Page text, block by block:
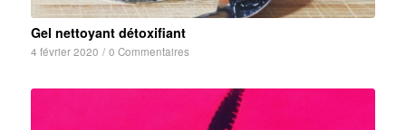
Gel nettoyant détoxifiant
4 février 2020 / 0 Commentaires